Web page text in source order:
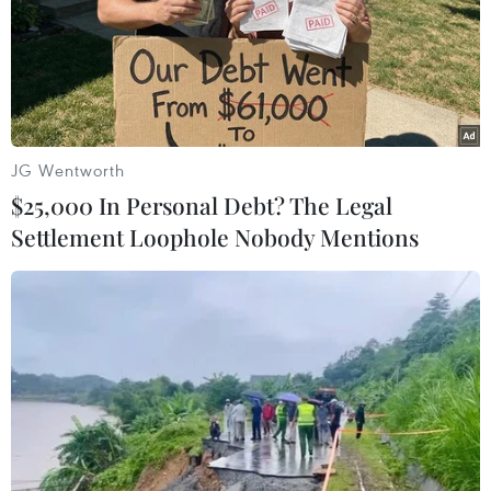
chọn chuyển đổi bắt đầu từ nguồn năng lượng
Bên cạnh đó, ban tổ chức cho biết các điển hình
và bài học kinh nghiệm từ các nước phát triển
sẽ được các diễn giả khách chia sẻ./.
(Vietnam+)
JG Wentworth
$25,000 In Personal Debt? The Legal
Settlement Loophole Nobody Mentions